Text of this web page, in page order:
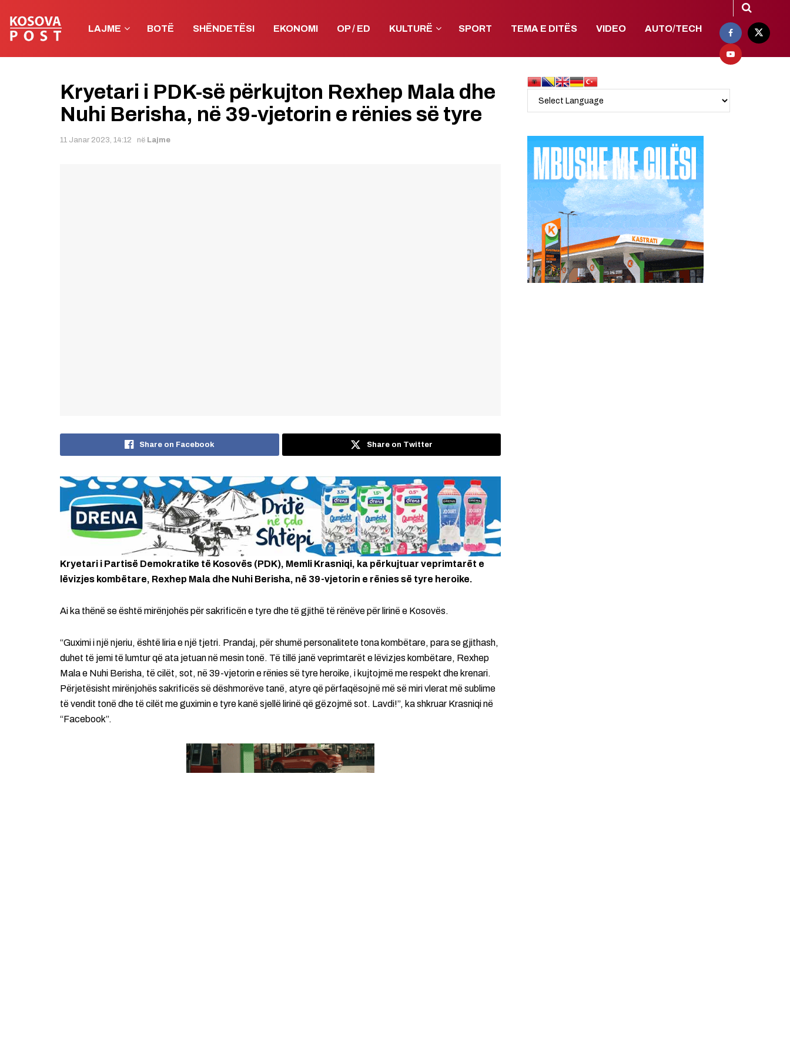
LAJME BOTË SHËNDETËSI EKONOMI OP / ED KULTURË SPORT TEMA E DITËS VIDEO AUTO/TECH
Kryetari i PDK-së përkujton Rexhep Mala dhe
Nuhi Berisha, në 39-vjetorin e rënies së tyre
11 Janar 2023, 14:12 në Lajme
Share on Facebook Share on Twitter
Kryetari i Partisë Demokratike të Kosovës (PDK), Memli Krasniqi, ka përkujtuar veprimtarët e
lëvizjes kombëtare, Rexhep Mala dhe Nuhi Berisha, në 39-vjetorin e rënies së tyre heroike.
Ai ka thënë se është mirënjohës për sakrificën e tyre dhe të gjithë të rënëve për lirinë e Kosovës.
“Guximi i një njeriu, është liria e një tjetri. Prandaj, për shumë personalitete tona kombëtare, para se gjithash,
duhet të jemi të lumtur që ata jetuan në mesin tonë. Të tillë janë veprimtarët e lëvizjes kombëtare, Rexhep
Mala e Nuhi Berisha, të cilët, sot, në 39-vjetorin e rënies së tyre heroike, i kujtojmë me respekt dhe krenari.
Përjetësisht mirënjohës sakrificës së dëshmorëve tanë, atyre që përfaqësojnë më së miri vlerat më sublime
të vendit tonë dhe të cilët me guximin e tyre kanë sjellë lirinë që gëzojmë sot. Lavdi!”, ka shkruar Krasniqi në
“Facebook”.